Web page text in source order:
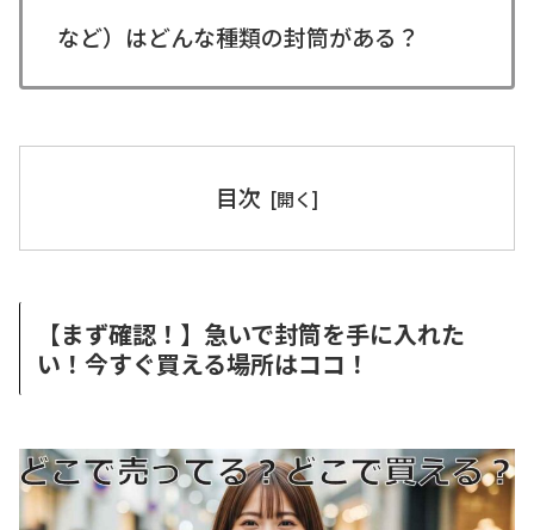
など）はどんな種類の封筒がある？
目次
【まず確認！】急いで封筒を手に入れた
い！今すぐ買える場所はココ！